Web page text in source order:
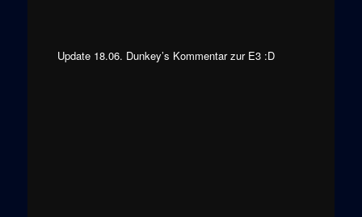
Update 18.06. Dunkey’s Kommentar zur E3 :D